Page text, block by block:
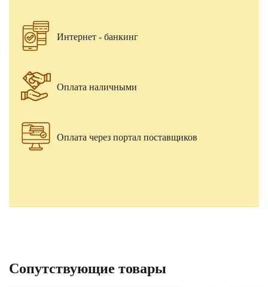
Интернет - банкинг
Оплата наличными
Оплата через портал поставщиков
Сопутствующие товары